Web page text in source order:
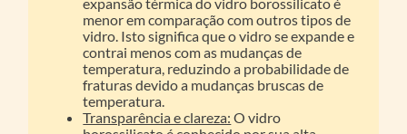
menor em comparação com outros tipos de
vidro. Isto significa que o vidro se expande e
contrai menos com as mudanças de
temperatura, reduzindo a probabilidade de
fraturas devido a mudanças bruscas de
temperatura.
Transparência e clareza: O vidro